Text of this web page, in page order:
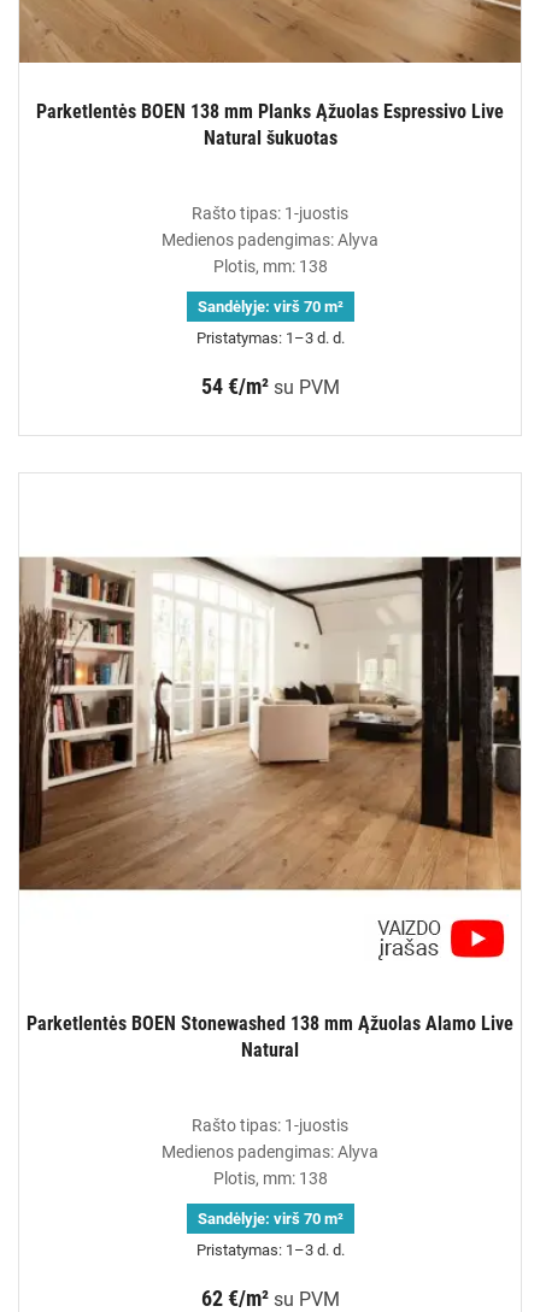
Parketlentės BOEN 138 mm Planks Ąžuolas Espressivo Live
Natural šukuotas
Rašto tipas: 1-juostis
Medienos padengimas: Alyva
Plotis, mm: 138
Sandėlyje: virš 70 m²
Pristatymas: 1–3 d. d.
54 €/m² su PVM
Parketlentės BOEN Stonewashed 138 mm Ąžuolas Alamo Live
Natural
Rašto tipas: 1-juostis
Medienos padengimas: Alyva
Plotis, mm: 138
Sandėlyje: virš 70 m²
Pristatymas: 1–3 d. d.
62 €/m² su PVM